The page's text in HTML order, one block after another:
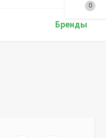
Бренды
0